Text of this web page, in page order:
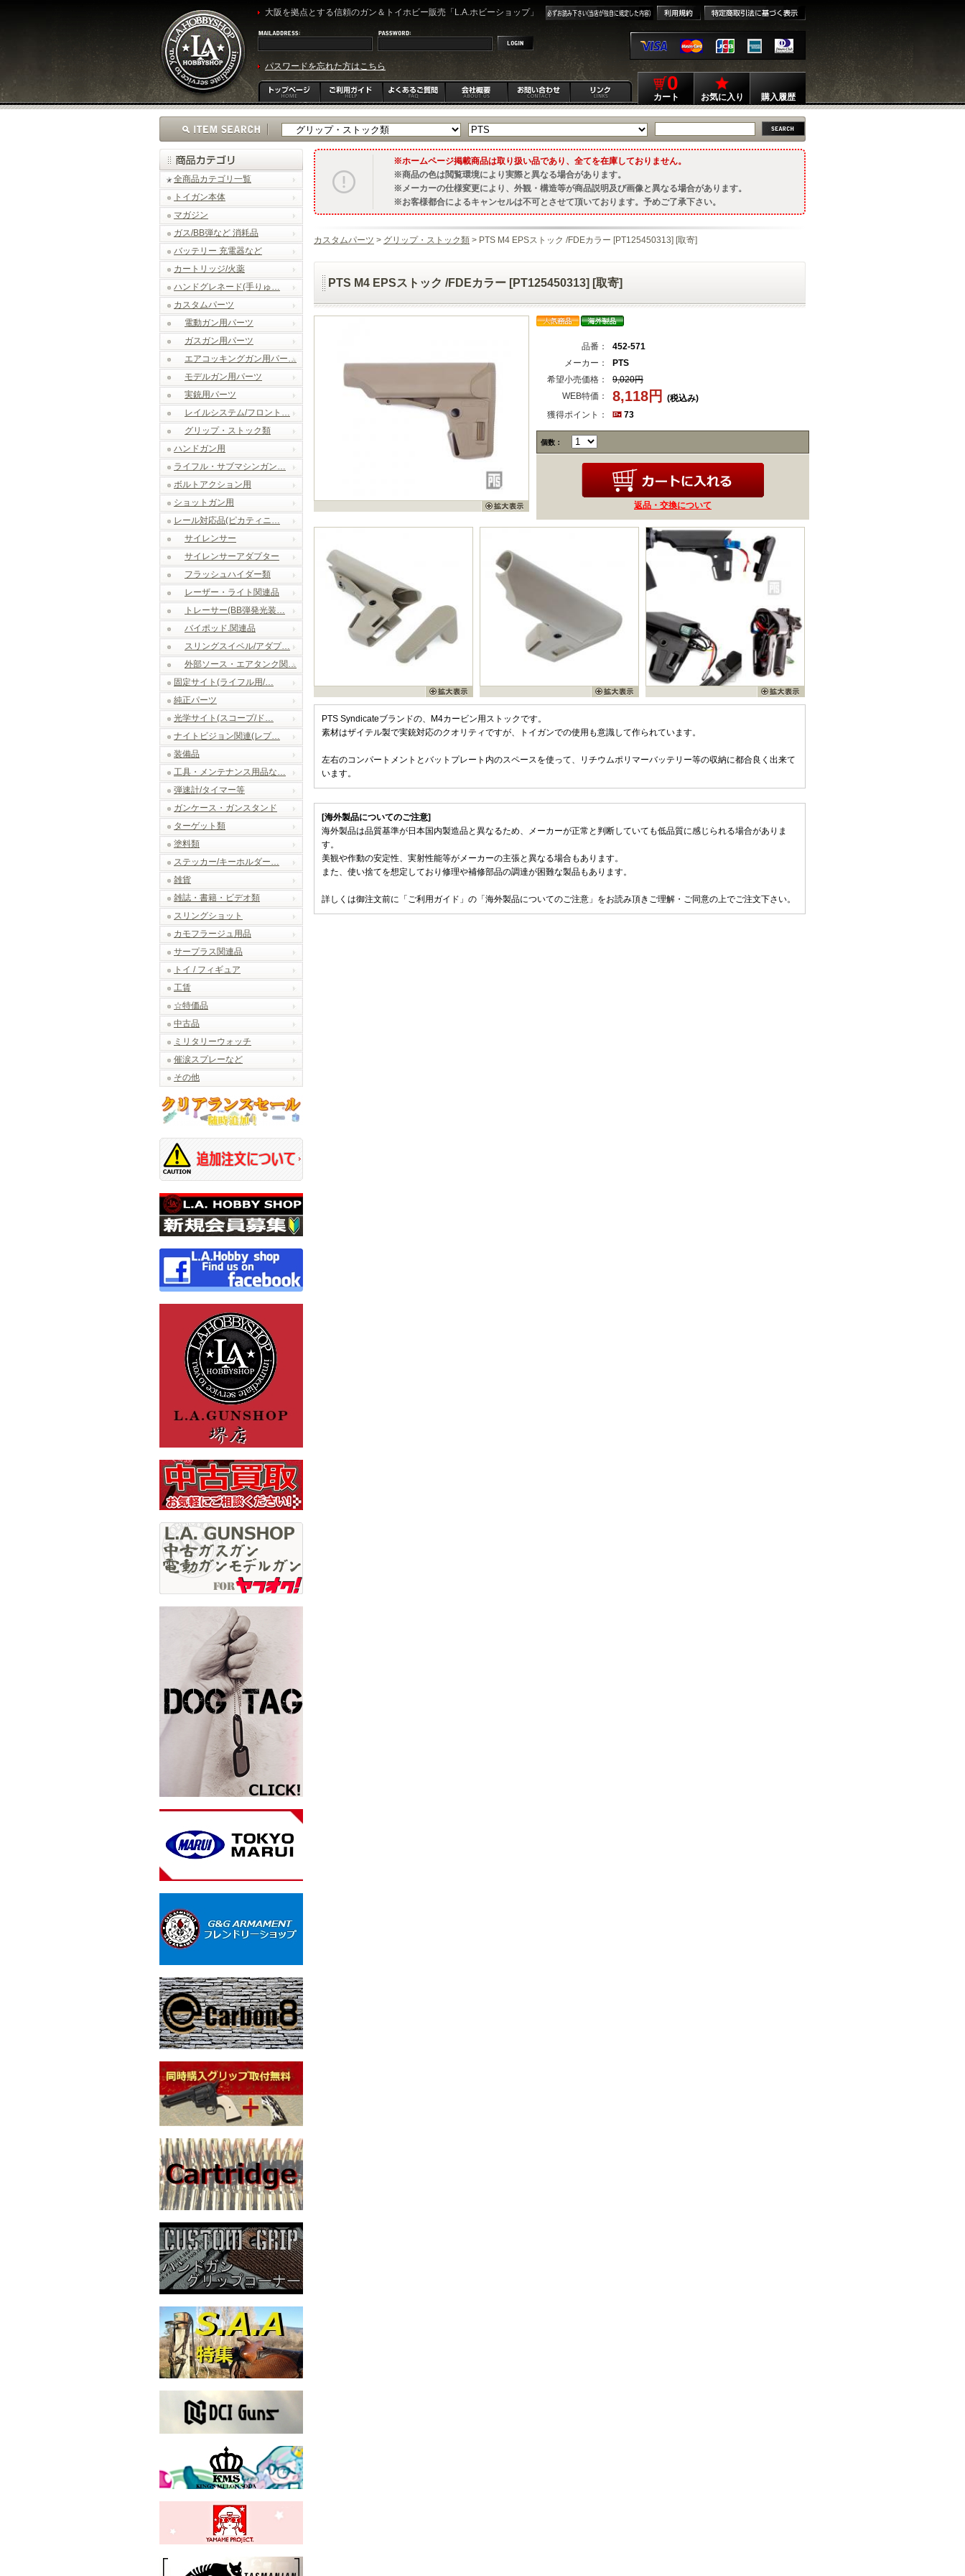
大阪を拠点とする信頼のガン＆トイホビー販売「L.A.ホビーショップ」
パスワードを忘れた方はこちら
0
カート お気に入り 購入履歴
全商品カテゴリ一覧
トイガン本体
マガジン
ガス/BB弾など 消耗品
バッテリー 充電器など
カートリッジ/火薬
ハンドグレネード(手りゅ…
カスタムパーツ
電動ガン用パーツ
ガスガン用パーツ
エアコッキングガン用パー…
モデルガン用パーツ
実銃用パーツ
レイルシステム/フロント…
グリップ・ストック類
ハンドガン用
ライフル・サブマシンガン…
ボルトアクション用
ショットガン用
レール対応品(ピカティニ…
サイレンサー
サイレンサーアダプター
フラッシュハイダー類
レーザー・ライト関連品
トレーサー(BB弾発光装…
バイポッド.関連品
スリングスイベル/アダプ…
外部ソース・エアタンク関…
固定サイト(ライフル用/…
純正パーツ
光学サイト(スコープ/ド…
ナイトビジョン関連(レプ…
装備品
工具・メンテナンス用品な…
弾速計/タイマー等
ガンケース・ガンスタンド
ターゲット類
塗料類
ステッカー/キーホルダー…
雑貨
雑誌・書籍・ビデオ類
スリングショット
カモフラージュ用品
サープラス関連品
トイ / フィギュア
工賃
☆特価品
中古品
ミリタリーウォッチ
催涙スプレーなど
その他
ホームページ掲載商品は取り扱い品であり、全てを在庫しておりません。
商品の色は閲覧環境により実際と異なる場合があります。
メーカーの仕様変更により、外観・構造等が商品説明及び画像と異なる場合があります。
お客様都合によるキャンセルは不可とさせて頂いております。予めご了承下さい。
カスタムパーツ > グリップ・ストック類 > PTS M4 EPSストック /FDEカラー [PT125450313] [取寄]
PTS M4 EPSストック /FDEカラー [PT125450313] [取寄]
品番：
452-571
メーカー：
PTS
希望小売価格：
9,020円
WEB特価：
8,118円
(税込み)
獲得ポイント：
73
個数：
返品・交換について
PTS Syndicateブランドの、M4カービン用ストックです。
素材はザイテル製で実銃対応のクオリティですが、トイガンでの使用も意識して作られています。
左右のコンパートメントとバットプレート内のスペースを使って、リチウムポリマーバッテリー等の収納に都合良く出来て
います。
[海外製品についてのご注意]
海外製品は品質基準が日本国内製造品と異なるため、メーカーが正常と判断していても低品質に感じられる場合がありま
す。
美観や作動の安定性、実射性能等がメーカーの主張と異なる場合もあります。
また、使い捨てを想定しており修理や補修部品の調達が困難な製品もあります。
詳しくは御注文前に「ご利用ガイド」の「海外製品についてのご注意」をお読み頂きご理解・ご同意の上でご注文下さい。